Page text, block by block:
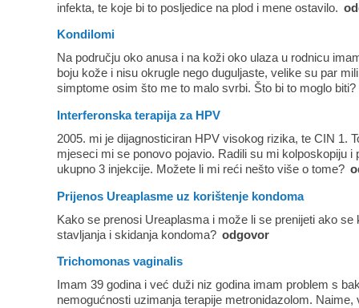
infekta, te koje bi to posljedice na plod i mene ostavilo.
Kondilomi
Na području oko anusa i na koži oko ulaza u rodnicu
boju kože i nisu okrugle nego duguljaste, velike su par
simptome osim što me to malo svrbi. Što bi to moglo biti?
Interferonska terapija za HPV
2005. mi je dijagnosticiran HPV visokog rizika, te CIN 1.
mjeseci mi se ponovo pojavio. Radili su mi kolposkopiju
ukupno 3 injekcije. Možete li mi reći nešto više o tome?
Prijenos Ureaplasme uz korištenje kondoma
Kako se prenosi Ureaplasma i može li se prenijeti ako
stavljanja i skidanja kondoma? odgovor
Trichomonas vaginalis
Imam 39 godina i već duži niz godina imam problem s
nemogućnosti uzimanja terapije metronidazolom.